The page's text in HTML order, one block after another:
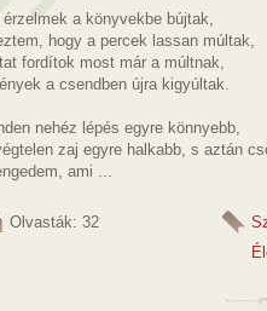
a könyvekbe bújtak,
hogy a percek lassan múltak,
fordítok most már a múltnak,
a csendben újra kigyúltak.
nehéz lépés egyre könnyebb,
zaj egyre halkabb, s aztán
ami ...
Olvasták: 32